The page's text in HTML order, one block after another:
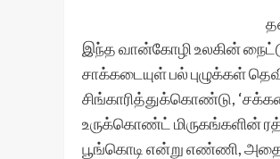
இந்த வான்கோழி உலகின்
சாக்கடையுள் பல் புழுக்கள்
சிங்காரித்துக்கொண்டு,
உருக்கொண்ட் மிருகங்களின்
பூங்கொடி என்று எண்ணி, அதை